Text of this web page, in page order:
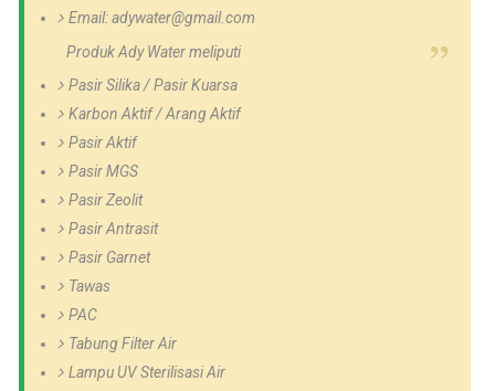
Email: adywater@gmail.com
Produk Ady Water meliputi
Pasir Silika / Pasir Kuarsa
Karbon Aktif / Arang Aktif
Pasir Aktif
Pasir MGS
Pasir Zeolit
Pasir Antrasit
Pasir Garnet
Tawas
PAC
Tabung Filter Air
Lampu UV Sterilisasi Air